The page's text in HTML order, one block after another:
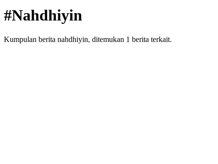
#Nahdhiyin
Kumpulan berita nahdhiyin, ditemukan 1 berita terkait.